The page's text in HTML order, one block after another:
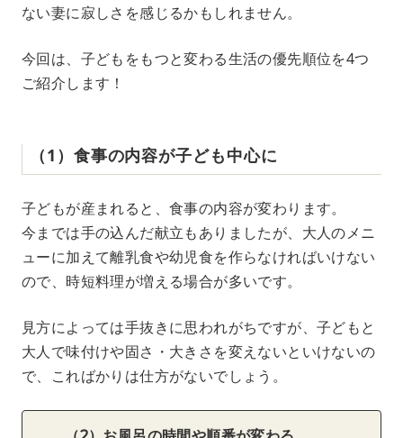
ない妻に寂しさを感じるかもしれません。
今回は、子どもをもつと変わる生活の優先順位を4つ
ご紹介します！
（1）食事の内容が子ども中心に
子どもが産まれると、食事の内容が変わります。
今までは手の込んだ献立もありましたが、大人のメニ
ューに加えて離乳食や幼児食を作らなければいけない
ので、時短料理が増える場合が多いです。
見方によっては手抜きに思われがちですが、子どもと
大人で味付けや固さ・大きさを変えないといけないの
で、こればかりは仕方がないでしょう。